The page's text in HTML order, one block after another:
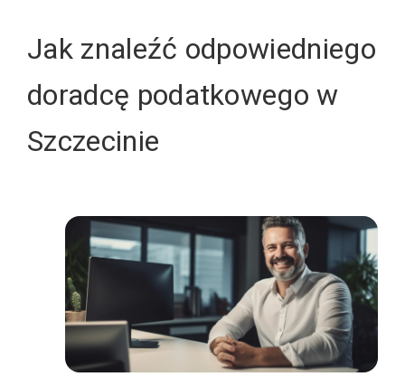
Jak znaleźć odpowiedniego
doradcę podatkowego w
Szczecinie